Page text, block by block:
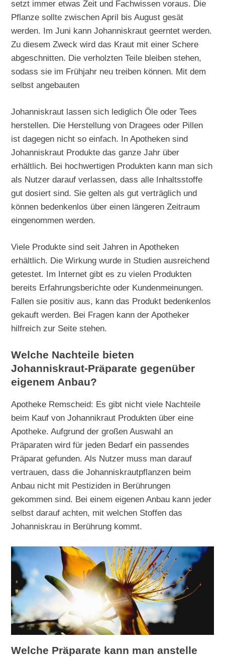
setzt immer etwas Zeit und Fachwissen voraus. Die
Pflanze sollte zwischen April bis August gesät
werden. Im Juni kann Johanniskraut geerntet werden.
Zu diesem Zweck wird das Kraut mit einer Schere
abgeschnitten. Die verholzten Teile bleiben stehen,
sodass sie im Frühjahr neu treiben können. Mit dem
selbst angebauten
Johanniskraut lassen sich lediglich Öle oder Tees
herstellen. Die Herstellung von Dragees oder Pillen
ist dagegen nicht so einfach. In Apotheken sind
Johanniskraut Produkte das ganze Jahr über
erhältlich. Bei hochwertigen Produkten kann man sich
als Nutzer darauf verlassen, dass alle Inhaltsstoffe
gut dosiert sind. Sie gelten als gut verträglich und
können bedenkenlos über einen längeren Zeitraum
eingenommen werden.
Viele Produkte sind seit Jahren in Apotheken
erhältlich. Die Wirkung wurde in Studien ausreichend
getestet. Im Internet gibt es zu vielen Produkten
bereits Erfahrungsberichte oder Kundenmeinungen.
Fallen sie positiv aus, kann das Produkt bedenkenlos
gekauft werden. Bei Fragen kann der Apotheker
hilfreich zur Seite stehen.
Welche Nachteile bieten
Johanniskraut-Präparate gegenüber
eigenem Anbau?
Apotheke Remscheid: Es gibt nicht viele Nachteile
beim Kauf von Johannikraut Produkten über eine
Apotheke. Aufgrund der großen Auswahl an
Präparaten wird für jeden Bedarf ein passendes
Präparat gefunden. Als Nutzer muss man darauf
vertrauen, dass die Johanniskrautpflanzen beim
Anbau nicht mit Pestiziden in Berührungen
gekommen sind. Bei einem eigenen Anbau kann jeder
selbst darauf achten, mit welchen Stoffen das
Johanniskrau in Berührung kommt.
Welche Präparate kann man anstelle